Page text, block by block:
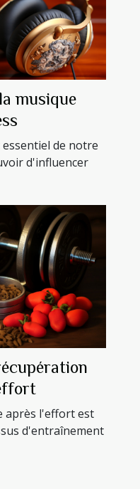
musique
de notre
d'influencer
après l'effort est
d'entraînement